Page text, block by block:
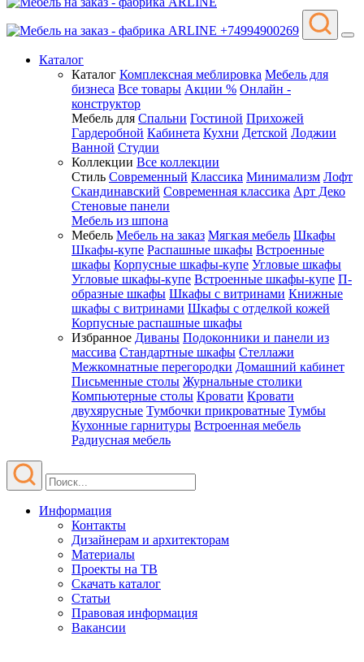
+74994900269
Каталог
Каталог Комплексная меблировка Мебель для
бизнеса Все товары Акции % Онлайн -
конструктор
Мебель для Спальни Гостиной Прихожей
Гардеробной Кабинета Кухни Детской Лоджии
Ванной Студии
Коллекции Все коллекции
Стиль Современный Классика Минимализм Лофт
Скандинавский Современная классика Арт Деко
Стеновые панели
Мебель из шпона
Мебель Мебель на заказ Мягкая мебель Шкафы
Шкафы-купе Распашные шкафы Встроенные
шкафы Корпусные шкафы-купе Угловые шкафы
Угловые шкафы-купе Встроенные шкафы-купе П-
образные шкафы Шкафы с витринами Книжные
шкафы с витринами Шкафы c отделкой кожей
Корпусные распашные шкафы
Избранное Диваны Подоконники и панели из
массива Стандартные шкафы Стеллажи
Межкомнатные перегородки Домашний кабинет
Письменные столы Журнальные столики
Компьютерные столы Кровати Кровати
двухярусные Тумбочки прикроватные Тумбы
Кухонные гарнитуры Встроенная мебель
Радиусная мебель
Информация
Контакты
Дизайнерам и архитекторам
Материалы
Проекты на ТВ
Скачать каталог
Статьи
Правовая информация
Вакансии